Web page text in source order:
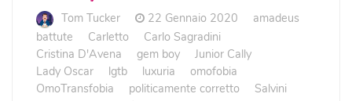
Tom Tucker 22 Gennaio 2020
amadeus
battute
Carletto
Carlo Sagradini
Cristina D'Avena
gem boy
Junior Cally
Lady Oscar
lgtb luxuria
omofobia
OmoTransfobia
politicamente corretto
Salvini